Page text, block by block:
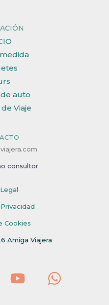
auto
Viaje
consultor
Cookies
Amiga Viajera